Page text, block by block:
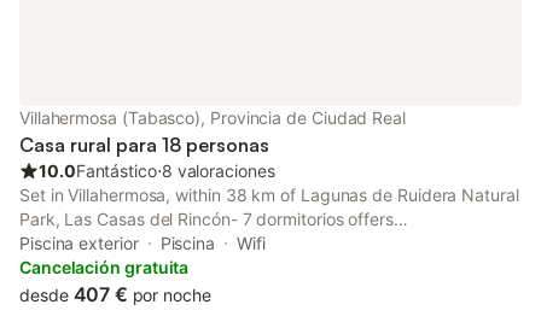
Villahermosa (Tabasco), Provincia de Ciudad Real
Casa rural para 18 personas
10.0Fantástico⋅8 valoraciones
Set in Villahermosa, within 38 km of Lagunas de Ruidera Natural
Park, Las Casas del Rincón- 7 dormitorios offers
accommodation with free WiFi, air conditioning and a seasonal
outdoor swimming pool.
Piscina exterior Piscina
Wifi
Cancelación gratuita
desde 407 € por noche